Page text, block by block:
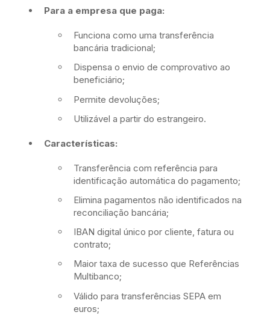
Para a empresa que paga:
Funciona como uma transferência
bancária tradicional;
Dispensa o envio de comprovativo ao
beneficiário;
Permite devoluções;
Utilizável a partir do estrangeiro.
Características:
Transferência com referência para
identificação automática do pagamento;
Elimina pagamentos não identificados na
reconciliação bancária;
IBAN digital único por cliente, fatura ou
contrato;
Maior taxa de sucesso que Referências
Multibanco;
Válido para transferências SEPA em
euros;